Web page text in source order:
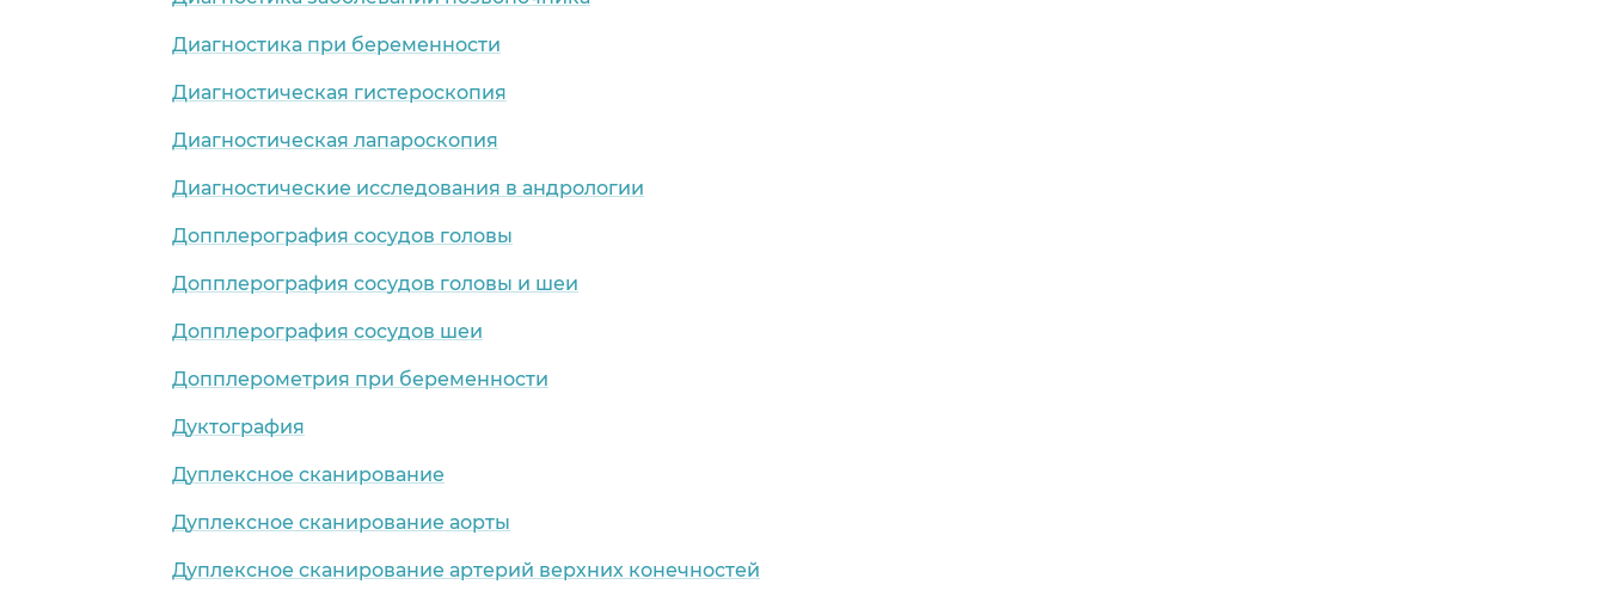
Диагностика при беременности
Диагностическая гистероскопия
Диагностическая лапароскопия
Диагностические исследования в андрологии
Допплерография сосудов головы
Допплерография сосудов головы и шеи
Допплерография сосудов шеи
Допплерометрия при беременности
Дуктография
Дуплексное сканирование
Дуплексное сканирование аорты
Дуплексное сканирование артерий верхних конечностей